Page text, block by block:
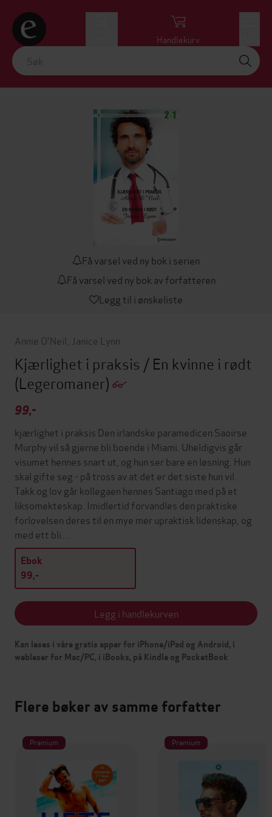
Handlekurv
Få varsel ved ny bok i serien
Få varsel ved ny bok av forfatteren
Legg til i ønskeliste
Annie O'Neil Janice Lynn
Kjærlighet i praksis / En kvinne i rødt
(Legeromaner)
99,-
kjærlighet i praksis Den irlandske paramedicen Saoirse
Murphy vil så gjerne bli boende i Miami. Uheldigvis går
visumet hennes snart ut, og hun ser bare en løsning. Hun
skal gifte seg - på tross av at det er det siste hun vil.
Takk og lov går kollegaen hennes Santiago med på et
liksomekteskap. Imidlertid forvandles den praktiske
forlovelsen deres til en mye mer upraktisk lidenskap, og
med ett bli…
Ebok
99,-
Legg i handlekurven
Kan leses i våre gratis apper for iPhone/iPad og Android, i
webleser for Mac/PC, i iBooks, på Kindle og PocketBook
Flere bøker av samme forfatter
Premium Premium